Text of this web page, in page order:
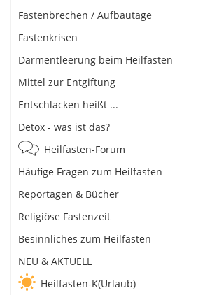
Fastenbrechen / Aufbautage
Fastenkrisen
Darmentleerung beim Heilfasten
Mittel zur Entgiftung
Entschlacken heißt ...
Detox - was ist das?
Heilfasten-Forum
Häufige Fragen zum Heilfasten
Reportagen & Bücher
Religiöse Fastenzeit
Besinnliches zum Heilfasten
NEU & AKTUELL
Heilfasten-K(Urlaub)